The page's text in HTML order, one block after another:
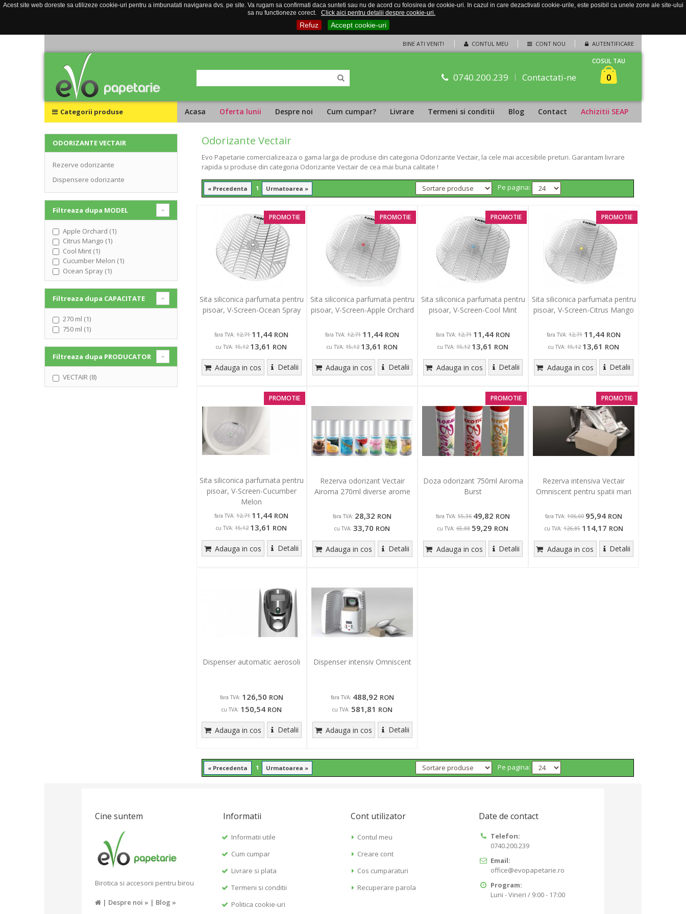
Acest site web doreste sa utilizeze cookie-uri pentru a imbunatati navigarea dvs. pe site. Va rugam sa confirmati daca sunteti sau nu de acord cu folosirea de cookie-uri. In cazul in care dezactivati cookie-urile, este posibil ca unele zone ale site-ului
sa nu functioneze corect.
Click aici pentru detalii despre cookie-uri.
Refuz Accept cookie-uri
CONTUL MEU CONT NOU AUTENTIFICARE
BINE ATI VENIT!
0740.200.239 Contactati-ne
COSUL TAU
0
Categorii produse Acasa Oferta lunii Despre noi Cum cumpar? Livrare Termeni si conditii Blog Contact Achizitii SEAP
Odorizante Vectair
Evo Papetarie comercializeaza o gama larga de produse din categoria Odorizante Vectair, la cele mai accesibile preturi. Garantam livrare
rapida si produse din categoria Odorizante Vectair de cea mai buna calitate !
« Precedenta 1 Urmatoarea » Pe pagina:
PROMOTIE
Sita siliconica parfumata pentru
pisoar, V-Screen-Ocean Spray
fara TVA: 12,71 11,44 RON
cu TVA: 15,12 13,61 RON
Adauga in cos Detalii
PROMOTIE
Sita siliconica parfumata pentru
pisoar, V-Screen-Apple Orchard
fara TVA: 12,71 11,44 RON
cu TVA: 15,12 13,61 RON
Adauga in cos Detalii
PROMOTIE
Sita siliconica parfumata pentru
pisoar, V-Screen-Cool Mint
fara TVA: 12,71 11,44 RON
cu TVA: 15,12 13,61 RON
Adauga in cos Detalii
PROMOTIE
Sita siliconica parfumata pentru
pisoar, V-Screen-Citrus Mango
fara TVA: 12,71 11,44 RON
cu TVA: 15,12 13,61 RON
Adauga in cos Detalii
PROMOTIE
Sita siliconica parfumata pentru
pisoar, V-Screen-Cucumber
Melon
fara TVA: 12,71 11,44 RON
cu TVA: 15,12 13,61 RON
Adauga in cos Detalii
Rezerva odorizant Vectair
Airoma 270ml diverse arome
fara TVA: 28,32 RON
cu TVA: 33,70 RON
Adauga in cos Detalii
PROMOTIE
Doza odorizant 750ml Airoma
Burst
fara TVA: 55,36 49,82 RON
cu TVA: 65,88 59,29 RON
Adauga in cos Detalii
PROMOTIE
Rezerva intensiva Vectair
Omniscent pentru spatii mari
fara TVA: 106,60 95,94 RON
cu TVA: 126,85 114,17 RON
Adauga in cos Detalii
Dispenser automatic aerosoli
fara TVA: 126,50 RON
cu TVA: 150,54 RON
Adauga in cos Detalii
Dispenser intensiv Omniscent
fara TVA: 488,92 RON
cu TVA: 581,81 RON
Adauga in cos Detalii
« Precedenta 1 Urmatoarea » Pe pagina:
ODORIZANTE VECTAIR
Rezerve odorizante
Dispensere odorizante
Filtreaza dupa MODEL
Apple Orchard (1)
Citrus Mango (1)
Cool Mint (1)
Cucumber Melon (1)
Ocean Spray (1)
Filtreaza dupa CAPACITATE
270 ml (1)
750 ml (1)
Filtreaza dupa PRODUCATOR
VECTAIR (8)
Cine suntem
Birotica si accesorii pentru birou
| Despre noi » | Blog »
Informatii
Informatii utile
Cum cumpar
Livrare si plata
Termeni si conditii
Politica cookie-uri
Cont utilizator
Contul meu
Creare cont
Cos cumparaturi
Recuperare parola
Date de contact
Telefon:
0740.200.239
Email:
office@evopapetarie.ro
Program:
Luni - Vineri / 9:00 - 17:00